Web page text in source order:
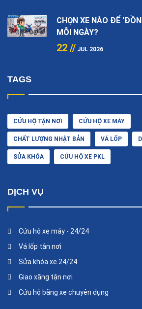
CHỌN XE NÀO ĐỂ
MỖI NGÀY?
22 // JUL 2026
TAGS
CỨU HỘ TẬN NƠI CỨU HỘ XE MÁY
CHẤT LƯỢNG NHẬT BẢN VÁ LỐP
SỬA KHÓA CỨU HỘ XE PKL
DỊCH VỤ
Cứu hộ xe máy - 24/24
Vá lốp tận nơi
Sửa khóa xe 24/24
Giao xăng tận nơi
Cứu hộ bằng xe chuyên dụng